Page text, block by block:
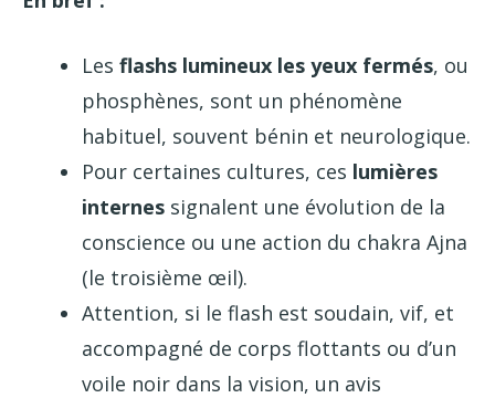
Les flashs lumineux les yeux fermés, ou
phosphènes, sont un phénomène
habituel, souvent bénin et neurologique.
Pour certaines cultures, ces lumières
internes signalent une évolution de la
conscience ou une action du chakra Ajna
(le troisième œil).
Attention, si le flash est soudain, vif, et
accompagné de corps flottants ou d’un
voile noir dans la vision, un avis